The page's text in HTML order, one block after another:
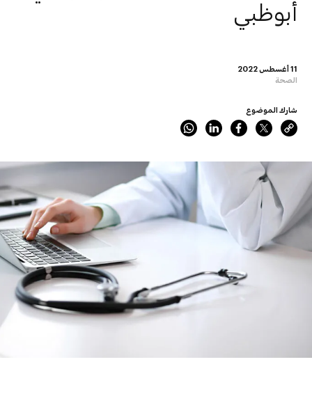
11 أغسطس 2022
الصحة
أبوظبي
شارك الموضوع